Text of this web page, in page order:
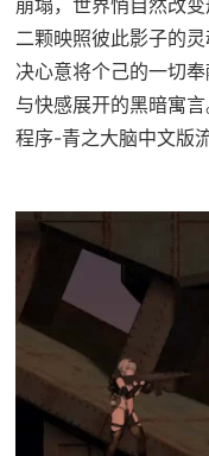
崩塌，世界悄自然改
二颗映照彼此影子的
决心意将个己的一切
与快感展开的黑暗寓
程序-青之大脑中文版